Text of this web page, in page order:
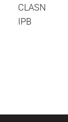
CLASN
IPB